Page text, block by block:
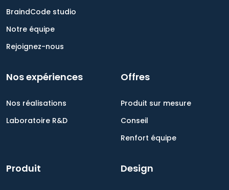
BraindCode studio
Notre équipe
Rejoignez-nous
Nos expériences
Nos réalisations
Laboratoire R&D
Offres
Produit sur mesure
Conseil
Renfort équipe
Produit Design